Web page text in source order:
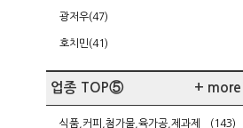
광저우(47)
호치민(41)
업종 TOP⑤ + more
식품,커피,첨가물,육가공,제과제
(143)